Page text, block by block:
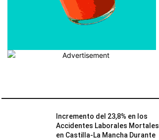
Incremento del 23,8% en los
Accidentes Laborales Mortales
en Castilla-La Mancha Durante